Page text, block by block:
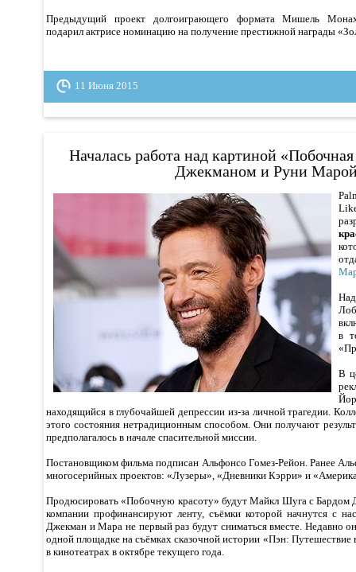
Предыдущий проект долгоиграющего формата Мишель
подарил актрисе номинацию на получение престижной награды
11 Июня 2015
Началась работа над картиной
Джекманом и Руни
в
В
находящийся в глубочайшей депрессии из-за личной трагедии.
этого состояния нетрадиционным способом. Они получают
предполагалось в начале спасительной миссии.
Постановщиком фильма подписан Альфонсо Гомез-Рейон. Ранее
многосерийных проектов: «Лузеры», «Дневники Кэрри» и
Продюсировать «Побочную красоту» будут Майкл Шуга с
компании профинансируют ленту, съёмки которой начнутся с
Джекман и Мара не первый раз будут сниматься вместе. Недавно
одной площадке на съёмках сказочной истории «Пэн:
в кинотеатрах в октябре текущего года.